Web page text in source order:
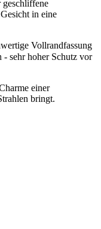
geschliffene
in eine
Vollrandfassung
sehr hoher Schutz vor
einer
bringt.